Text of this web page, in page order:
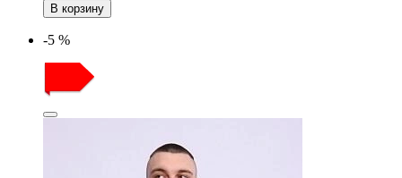
В корзину
-5 %